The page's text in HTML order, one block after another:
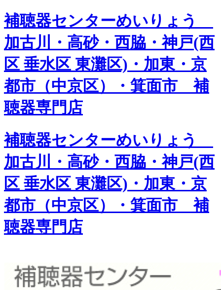
補聴器センターめいりょう
加古川・高砂・西脇・神戸(西
区 垂水区 東灘区)・加東・京
都市（中京区）・箕面市 補
聴器専門店
補聴器センターめいりょう
加古川・高砂・西脇・神戸(西
区 垂水区 東灘区)・加東・京
都市（中京区）・箕面市 補
聴器専門店